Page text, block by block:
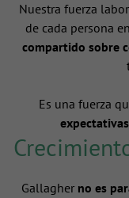
Nuestra fuerza
de cada persona
compartido sobre
Es una fuerza
Gallagher no es